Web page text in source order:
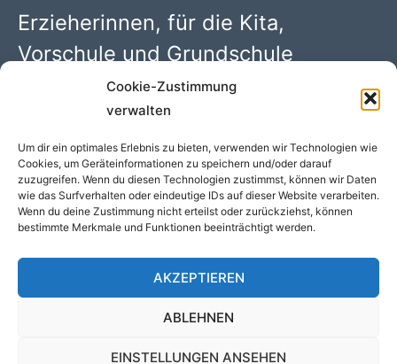
Cookie-Zustimmung
verwalten
Um dir ein optimales Erlebnis zu bieten, verwenden wir Technologien wie
Cookies, um Geräteinformationen zu speichern und/oder darauf
zuzugreifen. Wenn du diesen Technologien zustimmst, können wir Daten
wie das Surfverhalten oder eindeutige IDs auf dieser Website verarbeiten.
Wenn du deine Zustimmung nicht erteilst oder zurückziehst, können
bestimmte Merkmale und Funktionen beeinträchtigt werden.
AKZEPTIEREN
ABLEHNEN
EINSTELLUNGEN ANSEHEN
Erzieherinnen, für die Kita,
Vorschule und Grundschule
Wilma Wochenwurm PDFs mit 100 kreativen Kindergarten
Ideen. Begleitmaterial zu den Kinderbüchern rund um
„Lerngeschichten mit Wilma Wochenwurm“ von Susanne
Bohne (Hallo liebe Wolke)
WOCHENWURM PDFS //DATENSCHUTZ
COOKIE-RICHTLINIE (EU)